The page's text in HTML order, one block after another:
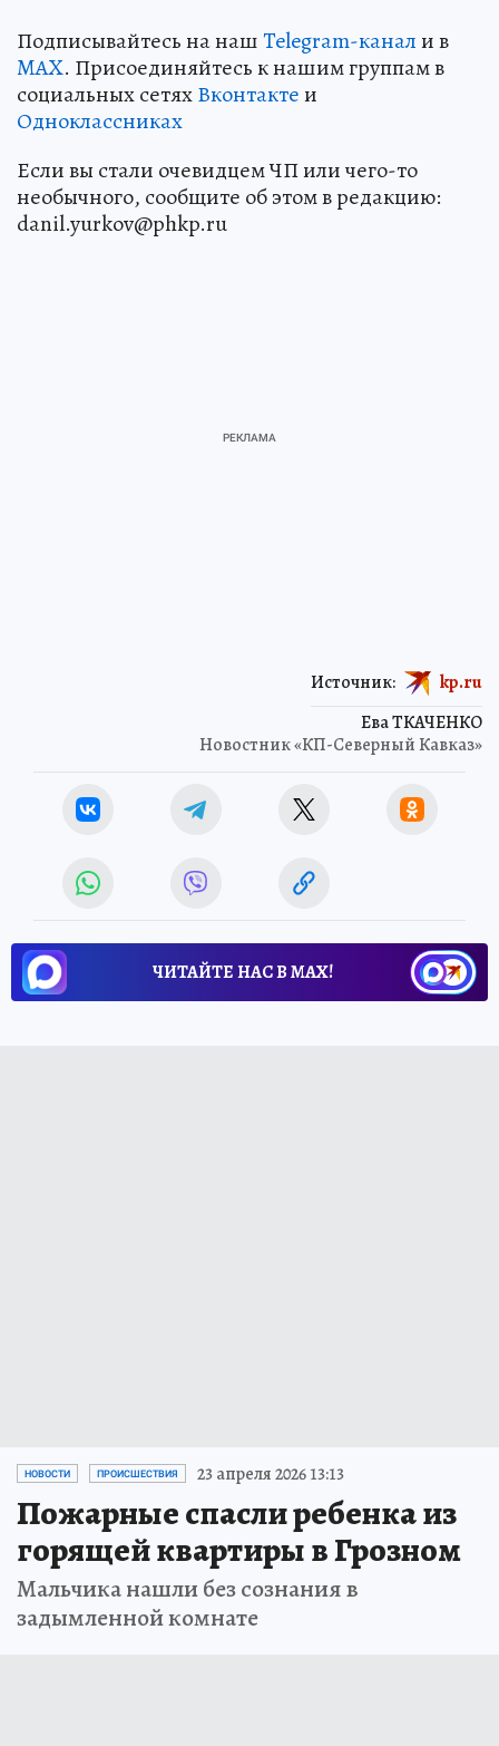
Подписывайтесь на нашTelegram-канали в
MAX. Присоединяйтесь к нашим группам в
социальных сетяхВконтактеи
Одноклассниках
Если вы стали очевидцем ЧП или чего-то
необычного, сообщите об этом в редакцию:
danil.yurkov@phkp.ru
Ева ТКАЧЕНКО
Новостник «КП-Северный Кавказ»
Источник: kp.ru
ЧИТАЙТЕ НАС В МАХ!
НОВОСТИ ПРОИСШЕСТВИЯ 23 апреля 2026 13:13
Пожарные спасли ребенка из
горящей квартиры в Грозном
Мальчика нашли без сознания в
задымленной комнате